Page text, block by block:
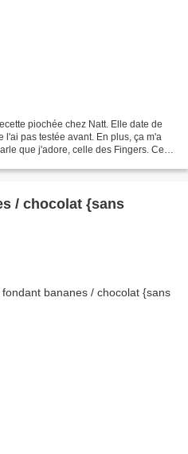
piochée chez Natt. Elle date de
pas testée avant. En plus, ça m'a
que j'adore, celle des Fingers. Ces
/ chocolat {sans